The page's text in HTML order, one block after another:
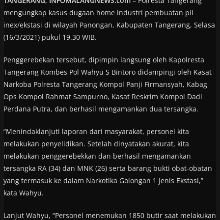
mengungkap kasus dugaan home industri pembuatan pil
inex/ekstasi di wilayah Panongan, Kabupaten Tangerang, Selasa
(16/3/2021) pukul 19.30 WIB.
Penggerebekan tersebut, dipimpin langsung oleh Kapolresta
Tangerang Kombes Pol Wahyu S Bintoro didampingi oleh Kasat
Narkoba Polresta Tangerang Kompol Panji Firmansyah, Kabag
Ops Kompol Rahmat Sampurno, Kasat Reskrim Kompol Dadi
Perdana Putra, dan berhasil mengamankan dua tersangka.
“Menindaklanjuti laporan dari masyarakat, personel kita
melakukan penyelidikan. Setelah dinyatakan akurat, kita
melakukan penggerebekkan dan berhasil mengamankan
tersangka RA (34) dan MNK (26) serta barang bukti obat-obatan
yang termasuk ke dalam Narkotika Golongan 1 jenis Ekstasi,”
kata Wahyu.
Lanjut Wahyu, “Personel menemukan 1850 butir saat melakukan